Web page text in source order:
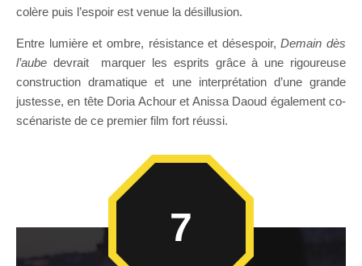
colère puis l’espoir est venue la désillusion.
Entre lumière et ombre, résistance et désespoir,Demain dès
l’aube devrait marquer les esprits grâce à une rigoureuse
construction dramatique et une interprétation d’une grande
justesse, en tête Doria Achour et Anissa Daoud également co-
scénariste de ce premier film fort réussi.
7